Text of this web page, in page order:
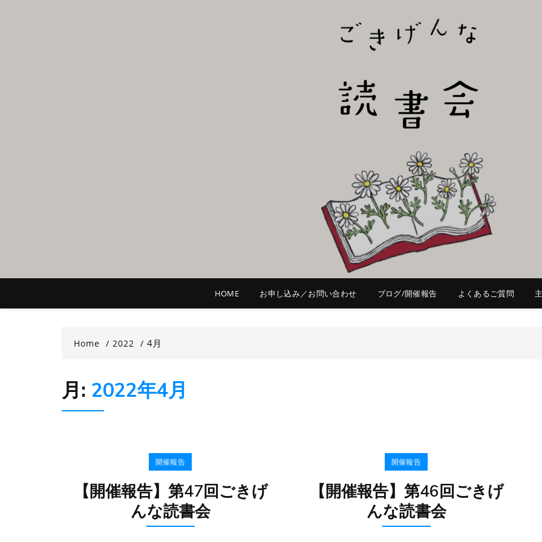
ごき
HOME お申し込み／お問い合わせ ブログ/開催報告 よくあるご質問
Home 2022 4月
月: 2022年4月
開催報告
【開催報告】第47回ごきげ
んな読書会
開催報告
【開催報告】第46回ごきげ
んな読書会